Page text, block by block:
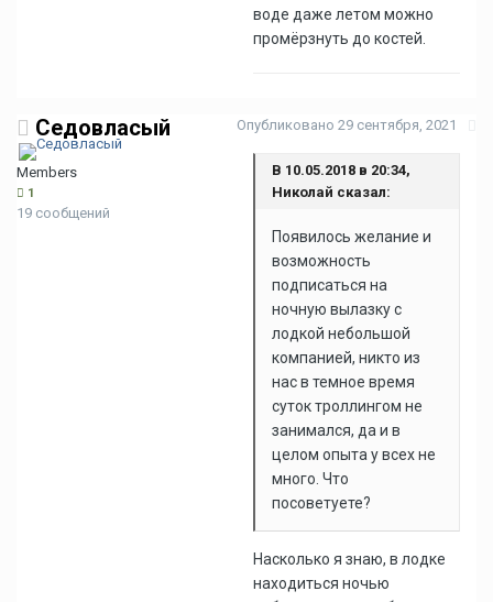
воде даже летом можно
промёрзнуть до костей.
Седовласый
Members
1
19 сообщений
Опубликовано 29 сентября, 2021
В 10.05.2018 в 20:34,
Николай сказал:
Появилось желание и
возможность
подписаться на
ночную вылазку с
лодкой небольшой
компанией, никто из
нас в темное время
суток троллингом не
занимался, да и в
целом опыта у всех не
много. Что
посоветуете?
Насколько я знаю, в лодке
находиться ночью